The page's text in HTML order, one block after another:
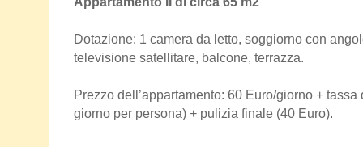
Dotazione: 1 camera da letto, soggiorno con
televisione satellitare, balcone, terrazza.
Prezzo dell’appartamento: 60 Euro/giorno +
giorno per persona) + pulizia finale (40 Euro).